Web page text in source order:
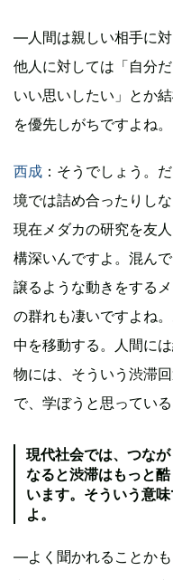
―人間は親しい相手に
他人に対しては「自分
いい思いしたい」とか
を優先しがちですよね。
西成 ：そうでしょう。
境では詰め合ったりし
現在メダカの研究を友
構深いんですよ。混ん
譲るような動きをする
の群れも凄いですよね
中を移動する。人間に
物には、そういう渋滞
で、学ぼうと思っている
現代社会では、つな
なると渋滞はもっと
います。そういう意
よ。
―よく聞かれることか